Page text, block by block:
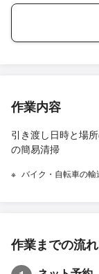
作業内容
引き渡し日時と場
の簡易清掃
バイク・自転車の輸
作業までの流れ